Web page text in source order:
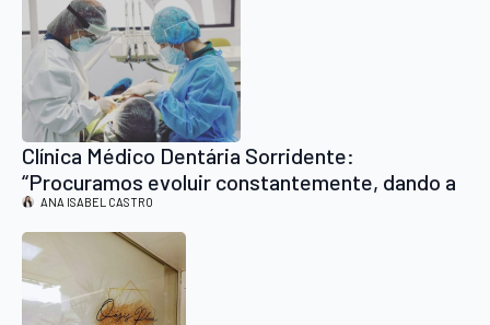
Clínica Médico Dentária Sorridente:
“Procuramos evoluir constantemente, dando a
melhor resposta às necessidades dos nossos
pacientes”
ANA ISABEL CASTRO